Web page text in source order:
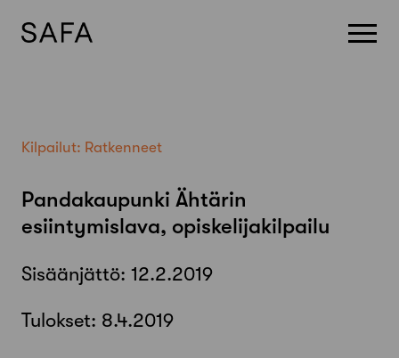
Kilpailut: Ratkenneet
Pandakaupunki Ähtärin
esiintymislava, opiskelijakilpailu
Sisäänjättö: 12.2.2019
Tulokset: 8.4.2019